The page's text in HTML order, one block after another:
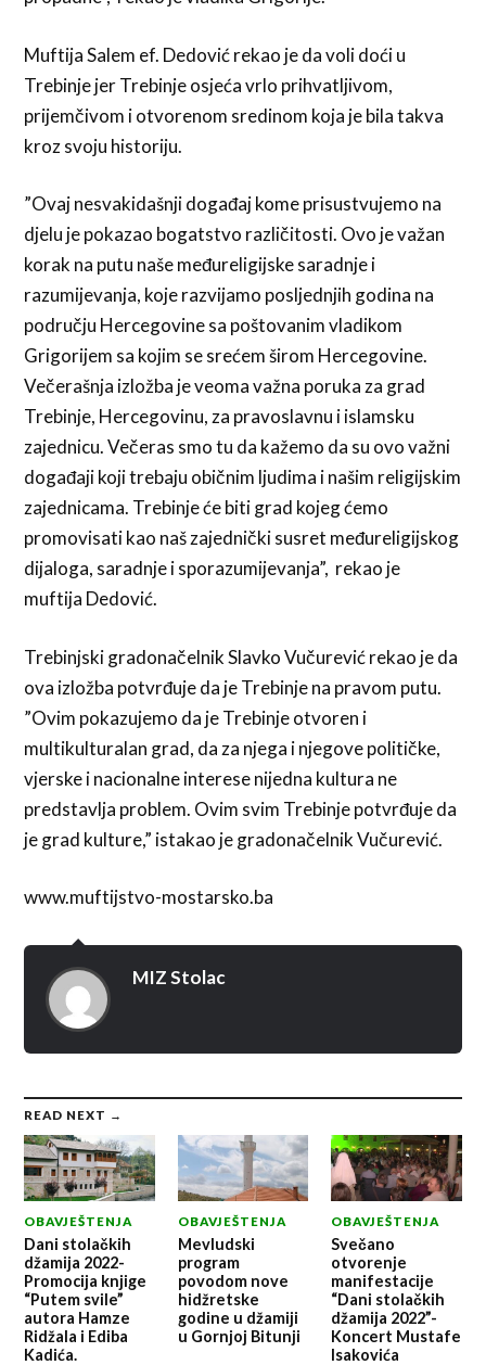
Muftija Salem ef. Dedović rekao je da voli doći u
Trebinje jer Trebinje osjeća vrlo prihvatljivom,
prijemčivom i otvorenom sredinom koja je bila takva
kroz svoju historiju.
”Ovaj nesvakidašnji događaj kome prisustvujemo na
djelu je pokazao bogatstvo različitosti. Ovo je važan
korak na putu naše međureligijske saradnje i
razumijevanja, koje razvijamo posljednjih godina na
području Hercegovine sa poštovanim vladikom
Grigorijem sa kojim se srećem širom Hercegovine.
Večerašnja izložba je veoma važna poruka za grad
Trebinje, Hercegovinu, za pravoslavnu i islamsku
zajednicu. Večeras smo tu da kažemo da su ovo važni
događaji koji trebaju običnim ljudima i našim religijskim
zajednicama. Trebinje će biti grad kojeg ćemo
promovisati kao naš zajednički susret međureligijskog
dijaloga, saradnje i sporazumijevanja”, rekao je
muftija Dedović.
Trebinjski gradonačelnik Slavko Vučurević rekao je da
ova izložba potvrđuje da je Trebinje na pravom putu.
”Ovim pokazujemo da je Trebinje otvoren i
multikulturalan grad, da za njega i njegove političke,
vjerske i nacionalne interese nijedna kultura ne
predstavlja problem. Ovim svim Trebinje potvrđuje da
je grad kulture,” istakao je gradonačelnik Vučurević.
www.muftijstvo-mostarsko.ba
MIZ Stolac
READ NEXT →
OBAVJEŠTENJA
Dani stolačkih
džamija 2022-
Promocija knjige
“Putem svile”
autora Hamze
Ridžala i Ediba
Kadića.
OBAVJEŠTENJA
Mevludski
program
povodom nove
hidžretske
godine u džamiji
u Gornjoj Bitunji
OBAVJEŠTENJA
Svečano
otvorenje
manifestacije
“Dani stolačkih
džamija 2022”-
Koncert Mustafe
Isakovića